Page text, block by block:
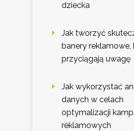
dziecka
Jak tworzyć
banery reklamowe,
przyciągają uwagę
Jak wykorzystać
danych w celach
optymalizacji
reklamowych